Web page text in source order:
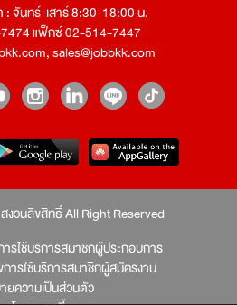
: จันทร์-เสาร์ 8:30-18:00 น.
แฟ็กซ์ 02-514-7447
,sales@jobbkk.com
วนลิขสิทธิ์ All Right Reserved
ารใช้บริการสมาชิกผู้ประกอบการ
การใช้บริการสมาชิกผู้สมัครงาน
ยความเป็นส่วนตัว